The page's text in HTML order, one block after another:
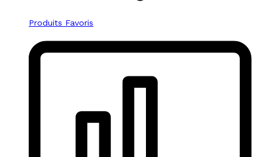
Produits Favoris